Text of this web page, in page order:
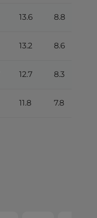
13.6 8.8
13.2 8.6
12.7 8.3
11.8 7.8